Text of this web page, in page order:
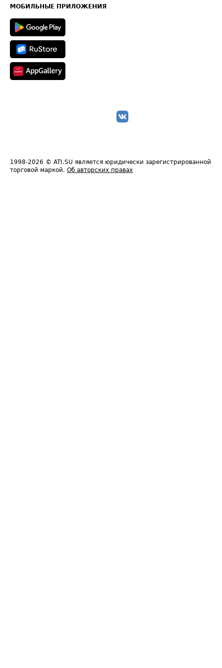
Техническая информация
МОБИЛЬНЫЕ ПРИЛОЖЕНИЯ
1998-2026 © ATI.SU является юридически зарегистрированной
торговой маркой. Об авторских правах